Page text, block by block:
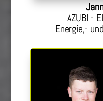
AZUBI -
Energie,-